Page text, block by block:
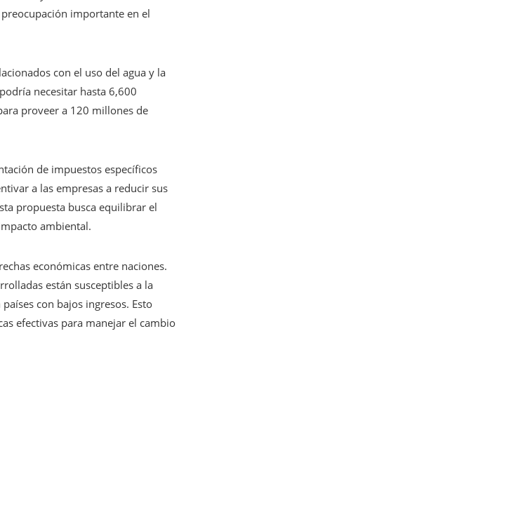
importante en el
con el uso del agua y la
necesitar hasta 6,600
proveer a 120 millones de
de impuestos específicos
a las empresas a reducir sus
propuesta busca equilibrar el
ambiental.
económicas entre naciones.
están susceptibles a la
con bajos ingresos. Esto
efectivas para manejar el cambio